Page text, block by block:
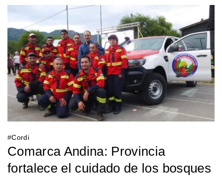
#Cordi
Comarca Andina: Provincia
fortalece el cuidado de los bosques